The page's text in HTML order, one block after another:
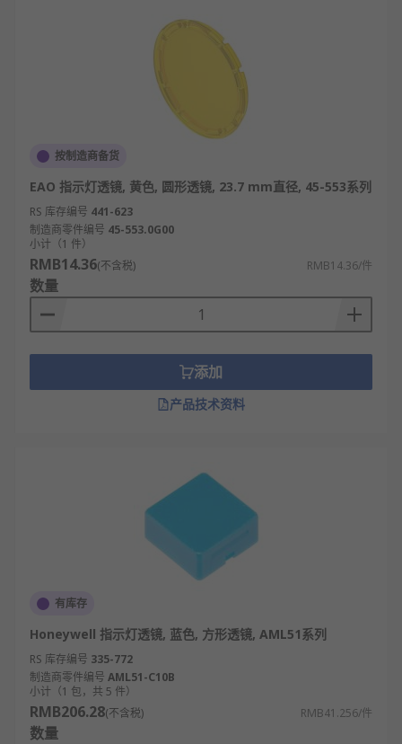
按制造商备货
EAO 指示灯透镜, 黄色, 圆形透镜, 23.7 mm直径, 45-553系列
RS 库存编号 441-623
制造商零件编号 45-553.0G00
小计（1 件）
RMB14.36(不含税) RMB14.36/件
数量
添加
产品技术资料
有库存
Honeywell 指示灯透镜, 蓝色, 方形透镜, AML51系列
RS 库存编号 335-772
制造商零件编号 AML51-C10B
小计（1 包，共 5 件）
RMB206.28(不含税) RMB41.256/件
数量